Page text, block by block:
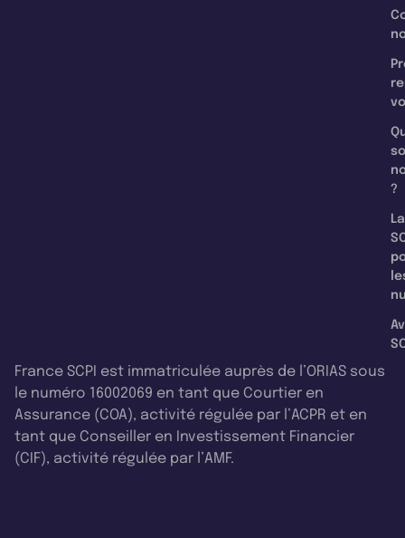
?
La
France SCPI est immatriculée auprès de l’ORIAS sous
le numéro 16002069 en tant que Courtier en
Assurance (COA), activité régulée par l’ACPR et en
tant que Conseiller en Investissement Financier
(CIF), activité régulée par l’AMF.